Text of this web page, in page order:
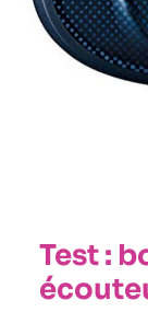
Test :